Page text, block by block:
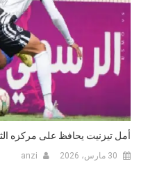
أمل تيزنيت يحافظ على مركزه
30 مارس، 2026 anzi